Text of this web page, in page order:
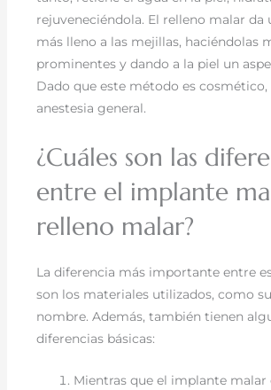
rejuveneciéndola. El relleno malar da
más lleno a las mejillas, haciéndolas
prominentes y dando a la piel un
Dado que este método es cosmético,
anestesia general.
¿Cuáles son las
entre el implante
relleno malar?
La diferencia más importante entre
son los materiales utilizados, como
nombre. Además, también tienen
diferencias básicas:
Mientras que el implante malar